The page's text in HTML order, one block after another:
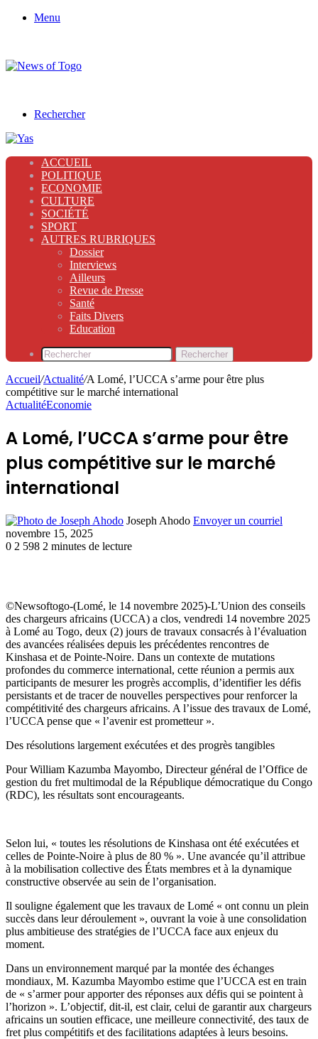
Menu
Rechercher
ACCUEIL
POLITIQUE
ECONOMIE
CULTURE
SOCIÉTÉ
SPORT
AUTRES RUBRIQUES
Dossier
Interviews
Ailleurs
Revue de Presse
Santé
Faits Divers
Education
Rechercher
Accueil/Actualité/A Lomé, l’UCCA s’arme pour être plus
compétitive sur le marché international
ActualitéEconomie
A Lomé, l’UCCA s’arme pour être
plus compétitive sur le marché
international
Joseph Ahodo Envoyer un courriel
novembre 15, 2025
0 2 598 2 minutes de lecture
©Newsoftogo-(Lomé, le 14 novembre 2025)-L’Union des conseils
des chargeurs africains (UCCA) a clos, vendredi 14 novembre 2025
à Lomé au Togo, deux (2) jours de travaux consacrés à l’évaluation
des avancées réalisées depuis les précédentes rencontres de
Kinshasa et de Pointe-Noire. Dans un contexte de mutations
profondes du commerce international, cette réunion a permis aux
participants de mesurer les progrès accomplis, d’identifier les défis
persistants et de tracer de nouvelles perspectives pour renforcer la
compétitivité des chargeurs africains. A l’issue des travaux de Lomé,
l’UCCA pense que « l’avenir est prometteur ».
Des résolutions largement exécutées et des progrès tangibles
Pour William Kazumba Mayombo, Directeur général de l’Office de
gestion du fret multimodal de la République démocratique du Congo
(RDC), les résultats sont encourageants.
Selon lui, « toutes les résolutions de Kinshasa ont été exécutées et
celles de Pointe-Noire à plus de 80 % ». Une avancée qu’il attribue
à la mobilisation collective des États membres et à la dynamique
constructive observée au sein de l’organisation.
Il souligne également que les travaux de Lomé « ont connu un plein
succès dans leur déroulement », ouvrant la voie à une consolidation
plus ambitieuse des stratégies de l’UCCA face aux enjeux du
moment.
Dans un environnement marqué par la montée des échanges
mondiaux, M. Kazumba Mayombo estime que l’UCCA est en train
de « s’armer pour apporter des réponses aux défis qui se pointent à
l’horizon ». L’objectif, dit-il, est clair, celui de garantir aux chargeurs
africains un soutien efficace, une meilleure connectivité, des taux de
fret plus compétitifs et des facilitations adaptées à leurs besoins.